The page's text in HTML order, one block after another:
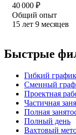
40 000 ₽
Общий опыт
15 лет 9 месяцев
Быстрые
Гибкий график
Сменный
Проектная
Частичная
Полная
Полный день
Вахтовый